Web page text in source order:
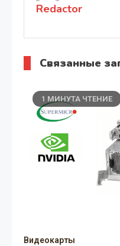
Redactor
Связанные
1 МИНУТА ЧТЕНИЕ
Видеокарты